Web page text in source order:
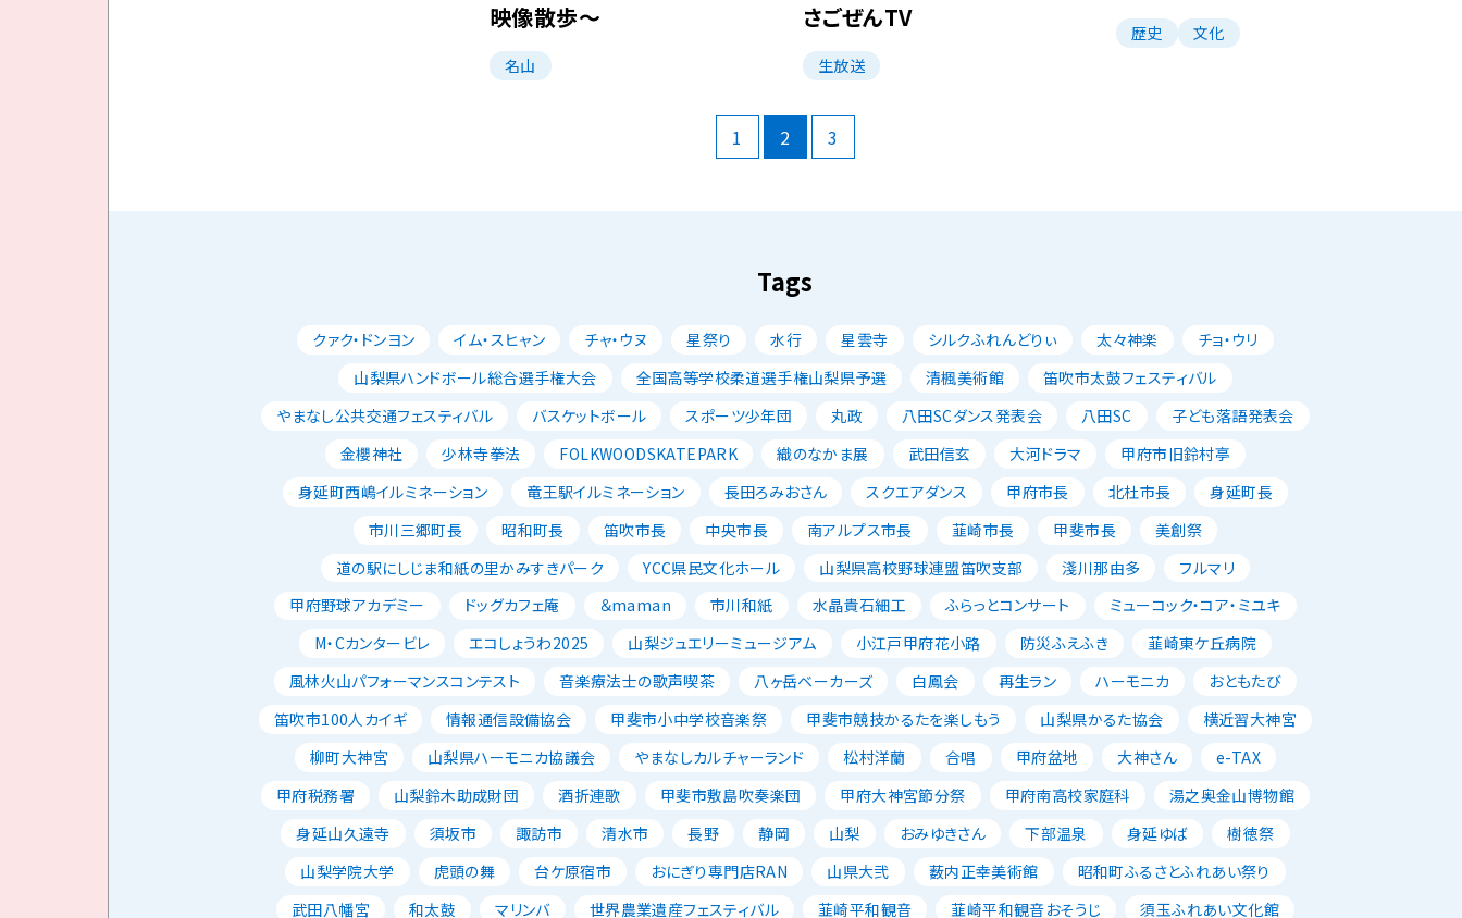
映像散歩～
名山
さごぜんTV
生放送
歴史 文化
1 2 3
Tags
クァク・ドンヨン イム・スヒャン チャ・ウヌ 星祭り 水行 星雲寺 シルクふれんどりぃ 太々神楽
チョ・ウリ
山梨県ハンドボール総合選手権大会
全国高等学校柔道選手権山梨県予選 清楓美術館
笛吹市太鼓フェスティバル
やまなし公共交通フェスティバル
バスケットボール スポーツ少年団 丸政 八田SCダンス発表会 八田SC
子ども落語発表会
金櫻神社
少林寺拳法 FOLKWOODSKATEPARK 織のなかま展 武田信玄 大河ドラマ
甲府市旧鈴村亭
身延町西嶋イルミネーション
竜王駅イルミネーション 長田ろみおさん スクエアダンス 甲府市長 北杜市長
身延町長
市川三郷町長
昭和町長 笛吹市長 中央市長 南アルプス市長 韮崎市長 甲斐市長
美創祭
道の駅にしじま和紙の里かみすきパーク
YCC県民文化ホール 山梨県高校野球連盟笛吹支部 淺川那由多
フルマリ
甲府野球アカデミー
ドッグカフェ庵 ＆maman 市川和紙 水晶貴石細工 ふらっとコンサート
ミューコック・コア・ミユキ
M・Cカンタービレ
エコしょうわ2025 山梨ジュエリーミュージアム 小江戸甲府花小路 防災ふえふき
韮崎東ケ丘病院
風林火山パフォーマンスコンテスト
音楽療法士の歌声喫茶 八ヶ岳ベーカーズ 白鳳会 再生ラン ハーモニカ
おともたび
笛吹市100人カイギ
情報通信設備協会 甲斐市小中学校音楽祭 甲斐市競技かるたを楽しもう 山梨県かるた協会
横近習大神宮
柳町大神宮
山梨県ハーモニカ協議会 やまなしカルチャーランド 松村洋蘭 合唱 甲府盆地 大神さん
e-TAX
甲府税務署
山梨鈴木助成財団 酒折連歌 甲斐市敷島吹奏楽団 甲府大神宮節分祭 甲府南高校家庭科
湯之奥金山博物館
身延山久遠寺
須坂市 諏訪市 清水市 長野 静岡 山梨 おみゆきさん 下部温泉 身延ゆば
樹徳祭
山梨学院大学
虎頭の舞 台ケ原宿市 おにぎり専門店RAN 山県大弐 薮内正幸美術館
昭和町ふるさとふれあい祭り
武田八幡宮
和太鼓 マリンバ 世界農業遺産フェスティバル 韮崎平和観音 韮崎平和観音おそうじ
須玉ふれあい文化館